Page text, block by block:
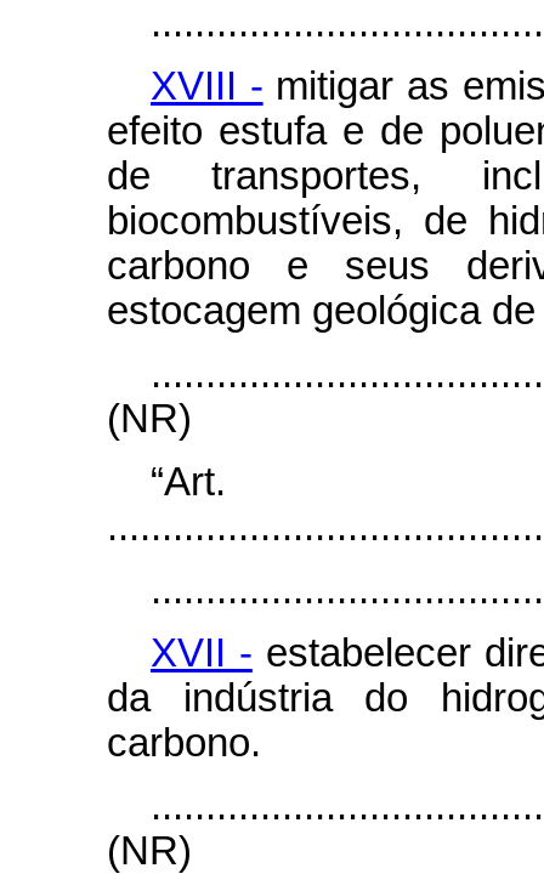
XVIII - mitigar as
efeito estufa e de
de transportes,
biocombustíveis, de
carbono e seus
estocagem geológica
(NR)
XVII - estabelecer
da indústria do
carbono.
(NR)